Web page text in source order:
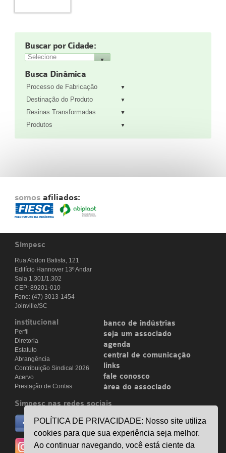
SEJA UM ASSOCIADO
VAGAS
Buscar por Cidade:
Busca Dinâmica
Processo de Fabricação
Destinação do Produto
Resinas Transformadas
Produtos
somos afiliados:
Simpesc
Rua Abdon Batista, 121
Edifício Hannover 13º Andar
Sala 1.301/1.302
CEP: 89201-010
Fone: (47) 3013-1454
Joinville/SC
institucional
Perfil
Diretoria
Estatuto
Abrangência
Contribuição Sindical 2026
Acervo
Prestação de Contas
banco de indústrias
seja um associado
agenda
central de comunicação
links
fale conosco
área do associado
Simpesc nas redes sociais
no facebook
/simpesc
no instagram
@simpescplasticos
POLÍTICA DE PRIVACIDADE: Nosso site utiliza
cookies para que sua experiência seja melhor.
Ao continuar navegando, você está ciente da